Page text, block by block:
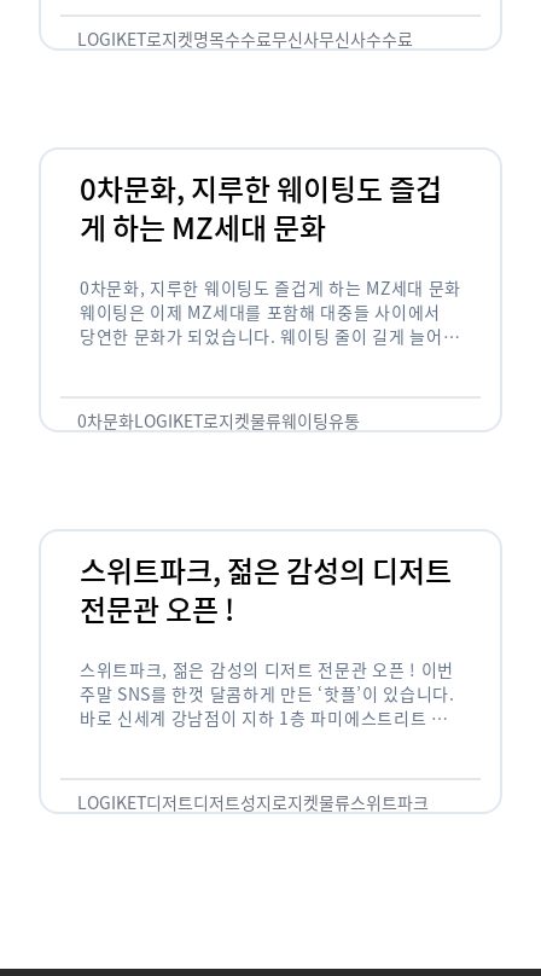
LOGIKET로지켓명목수수료무신사무신사수수료
0차문화, 지루한 웨이팅도 즐겁
게 하는 MZ세대 문화
0차문화, 지루한 웨이팅도 즐겁게 하는 MZ세대 문화
웨이팅은 이제 MZ세대를 포함해 대중들 사이에서
당연한 문화가 되었습니다. 웨이팅 줄이 길게 늘어서
0차문화LOGIKET로지켓물류웨이팅유통
스위트파크, 젊은 감성의 디저트
전문관 오픈 !
스위트파크, 젊은 감성의 디저트 전문관 오픈 ! 이번
주말 SNS를 한껏 달콤하게 만든 ‘핫플’이 있습니다.
바로 신세계 강남점이 지하 1층 파미에스트리트 분
LOGIKET디저트디저트성지 로지켓물류스위트파크